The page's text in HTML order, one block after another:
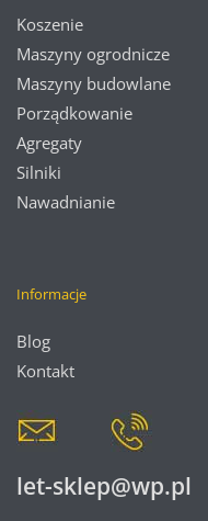
Koszenie
Maszyny ogrodnicze
Maszyny budowlane
Porządkowanie
Agregaty
Silniki
Nawadnianie
Informacje
Blog
Kontakt
let-sklep@wp.pl